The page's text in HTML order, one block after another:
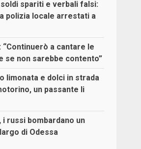
spariti e verbali falsi:
polizia locale arrestati a
“Continuerò a cantare le
se non sarebbe contento”
limonata e dolci in strada
un passante li
i russi bombardano un
di Odessa